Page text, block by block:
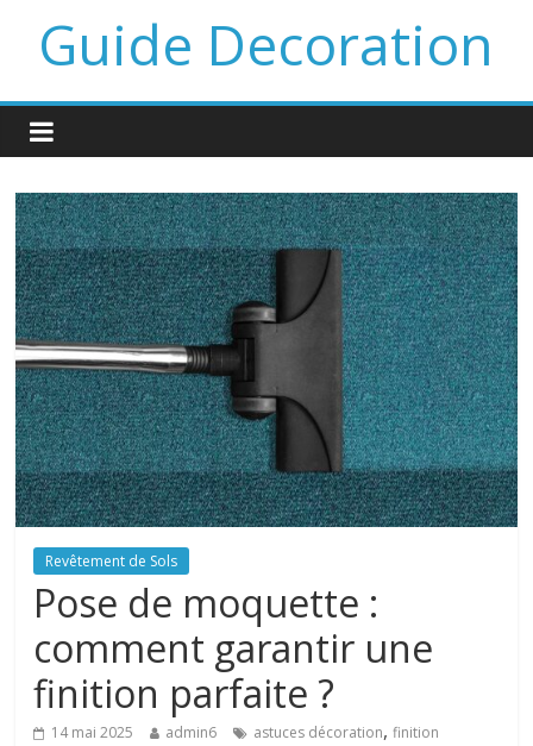
Guide Decoration
Revêtement de Sols
Pose de moquette :
comment garantir une
finition parfaite ?
14 mai 2025 admin6 astuces décoration,finition